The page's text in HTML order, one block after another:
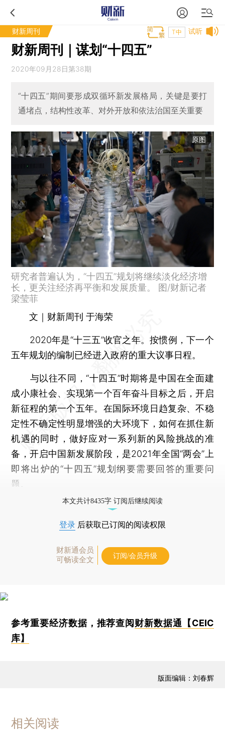
财新周刊 试听
T中
财新周刊｜谋划“十四五”
2020年09月28日第38期
“十四五”期间要形成双循环新发展格局，关键是要打
通堵点，结构性改革、对外开放和依法治国至关重要
原图
研究者普遍认为，“十四五”规划将继续淡化经济增
长，更关注经济再平衡和发展质量。 图/财新记者
梁莹菲
文｜财新周刊 于海荣
2020年是“十三五”收官之年。按惯例，下一个
五年规划的编制已经进入政府的重大议事日程。
与以往不同，“十四五”时期将是中国在全面建
成小康社会、实现第一个百年奋斗目标之后，开启
新征程的第一个五年。在国际环境日趋复杂、不稳
定性不确定性明显增强的大环境下，如何在抓住新
机遇的同时，做好应对一系列新的风险挑战的准
备，开启中国新发展阶段，是2021年全国“两会”上
即将出炉的“十四五”规划纲要需要回答的重要问
题。
本文共计8435字 订阅后继续阅读
登录 后获取已订阅的阅读权限
财新通会员
可畅读全文
订阅/会员升级
参考重要经济数据，推荐查阅财新数据通【CEIC
库】
版面编辑：刘春辉
相关阅读